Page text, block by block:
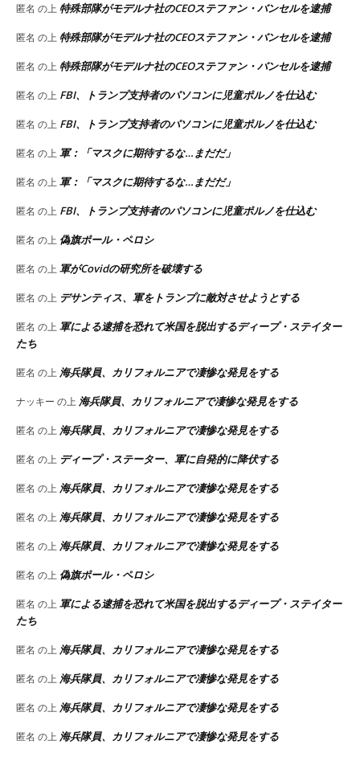
匿名 の上特殊部隊がモデルナ社のCEOステファン・バンセルを逮捕
匿名 の上特殊部隊がモデルナ社のCEOステファン・バンセルを逮捕
匿名 の上特殊部隊がモデルナ社のCEOステファン・バンセルを逮捕
匿名 の上 FBI、トランプ支持者のパソコンに児童ポルノを仕込む
匿名 の上 FBI、トランプ支持者のパソコンに児童ポルノを仕込む
匿名 の上軍：「マスクに期待するな…まだだ」
匿名 の上軍：「マスクに期待するな…まだだ」
匿名 の上 FBI、トランプ支持者のパソコンに児童ポルノを仕込む
匿名 の上 偽旗ポール・ペロシ
匿名 の上軍がCovidの研究所を破壊する
匿名 の上 デサンティス、軍をトランプに敵対させようとする
匿名 の上軍による逮捕を恐れて米国を脱出するディープ・ステイター
たち
匿名 の上 海兵隊員、カリフォルニアで凄惨な発見をする
ナッキー の上 海兵隊員、カリフォルニアで凄惨な発見をする
匿名 の上 海兵隊員、カリフォルニアで凄惨な発見をする
匿名 の上 ディープ・ステーター、軍に自発的に降伏する
匿名 の上 海兵隊員、カリフォルニアで凄惨な発見をする
匿名 の上 海兵隊員、カリフォルニアで凄惨な発見をする
匿名 の上 海兵隊員、カリフォルニアで凄惨な発見をする
匿名 の上 偽旗ポール・ペロシ
匿名 の上軍による逮捕を恐れて米国を脱出するディープ・ステイター
たち
匿名 の上 海兵隊員、カリフォルニアで凄惨な発見をする
匿名 の上 海兵隊員、カリフォルニアで凄惨な発見をする
匿名 の上 海兵隊員、カリフォルニアで凄惨な発見をする
匿名 の上 海兵隊員、カリフォルニアで凄惨な発見をする